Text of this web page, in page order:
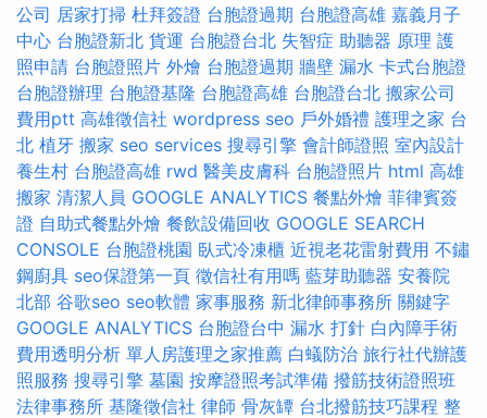
公司 居家打掃 杜拜簽證 台胞證過期 台胞證高雄 嘉義月子
中心 台胞證新北 貨運 台胞證台北 失智症 助聽器 原理 護
照申請 台胞證照片 外燴 台胞證過期 牆壁 漏水 卡式台胞證
台胞證辦理 台胞證基隆 台胞證高雄 台胞證台北 搬家公司
費用ptt 高雄徵信社 wordpress seo 戶外婚禮 護理之家 台
北 植牙 搬家 seo services 搜尋引擎 會計師證照 室內設計
養生村 台胞證高雄 rwd 醫美皮膚科 台胞證照片 html 高雄
搬家 清潔人員 GOOGLE ANALYTICS 餐點外燴 菲律賓簽
證 自助式餐點外燴 餐飲設備回收 GOOGLE SEARCH
CONSOLE 台胞證桃園 臥式冷凍櫃 近視老花雷射費用 不鏽
鋼廚具 seo保證第一頁 徵信社有用嗎 藍芽助聽器 安養院
北部 谷歌seo seo軟體 家事服務 新北律師事務所 關鍵字
GOOGLE ANALYTICS 台胞證台中 漏水 打針 白內障手術
費用透明分析 單人房護理之家推薦 白蟻防治 旅行社代辦護
照服務 搜尋引擎 墓園 按摩證照考試準備 撥筋技術證照班
法律事務所 基隆徵信社 律師 骨灰罈 台北撥筋技巧課程 整